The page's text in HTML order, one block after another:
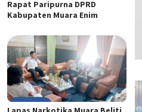
Rapat Paripurna DPRD
Kabupaten Muara Enim